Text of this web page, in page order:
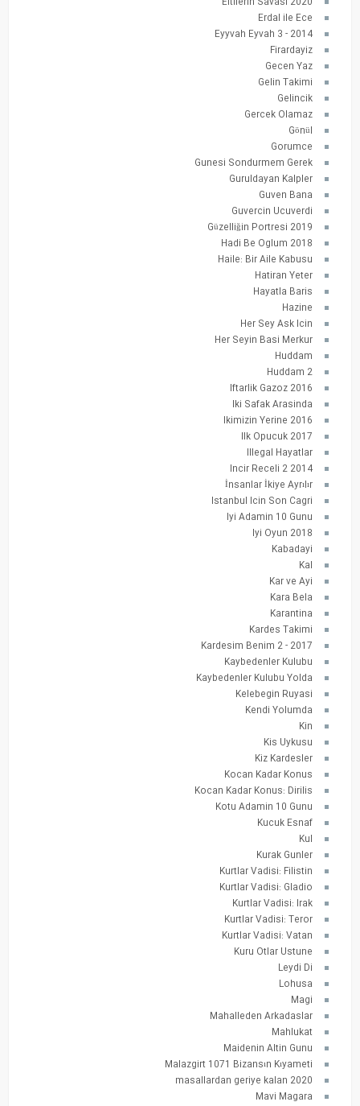
Erdal ile Ece
Eyyvah Eyvah 3 - 2014
Firardayiz
Gecen Yaz
Gelin Takimi
Gelincik
Gercek Olamaz
Gönül
Gorumce
Gunesi Sondurmem Gerek
Guruldayan Kalpler
Guven Bana
Guvercin Ucuverdi
Güzelliğin Portresi 2019
Hadi Be Oglum 2018
Haile: Bir Aile Kabusu
Hatiran Yeter
Hayatla Baris
Hazine
Her Sey Ask Icin
Her Seyin Basi Merkur
Huddam
Huddam 2
Iftarlik Gazoz 2016
Iki Safak Arasinda
Ikimizin Yerine 2016
Ilk Opucuk 2017
Illegal Hayatlar
Incir Receli 2 2014
İnsanlar İkiye Ayrılır
Istanbul Icin Son Cagri
Iyi Adamin 10 Gunu
Iyi Oyun 2018
Kabadayi
Kal
Kar ve Ayi
Kara Bela
Karantina
Kardes Takimi
Kardesim Benim 2 - 2017
Kaybedenler Kulubu
Kaybedenler Kulubu Yolda
Kelebegin Ruyasi
Kendi Yolumda
Kin
Kis Uykusu
Kiz Kardesler
Kocan Kadar Konus
Kocan Kadar Konus: Dirilis
Kotu Adamin 10 Gunu
Kucuk Esnaf
Kul
Kurak Gunler
Kurtlar Vadisi: Filistin
Kurtlar Vadisi: Gladio
Kurtlar Vadisi: Irak
Kurtlar Vadisi: Teror
Kurtlar Vadisi: Vatan
Kuru Otlar Ustune
Leydi Di
Lohusa
Magi
Mahalleden Arkadaslar
Mahlukat
Maidenin Altin Gunu
Malazgirt 1071 Bizansın Kıyameti
masallardan geriye kalan 2020
Mavi Magara